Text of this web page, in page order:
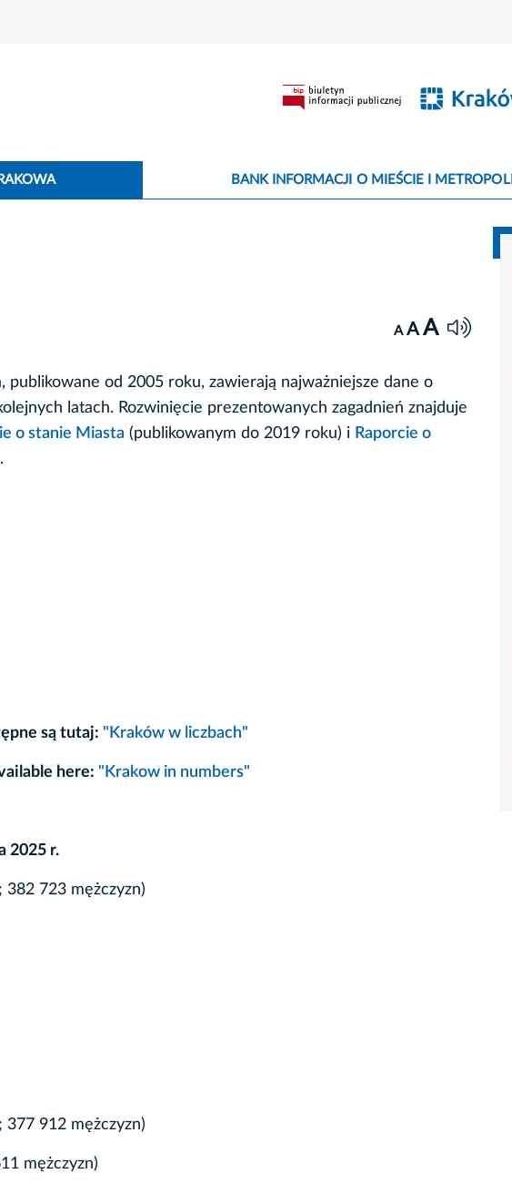
BANK INFORMACJI O MIEŚCIE I METROPOLII
A A A
publikowane od 2005 roku, zawierają najważniejsze dane o
latach. Rozwinięcie prezentowanych zagadnień znajduje
o stanie Miasta (publikowanym do 2019 roku) i Raporcie o
.
są tutaj: "Kraków w liczbach"
here: "Krakow in numbers"
2025 r.
723 mężczyzn)
912 mężczyzn)
mężczyzn)